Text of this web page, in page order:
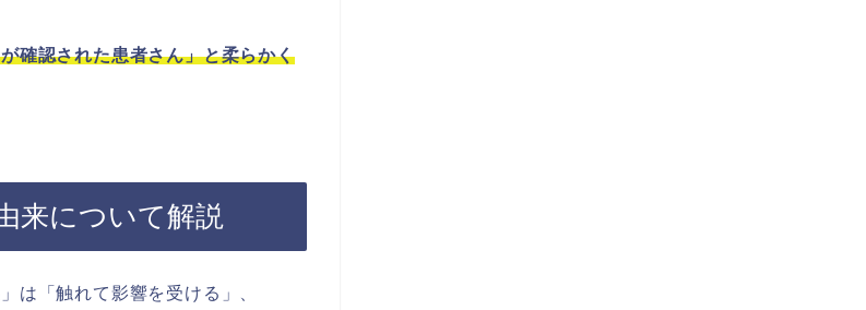
確認された患者さん」と柔らかく
来について解説
は「触れて影響を受ける」、